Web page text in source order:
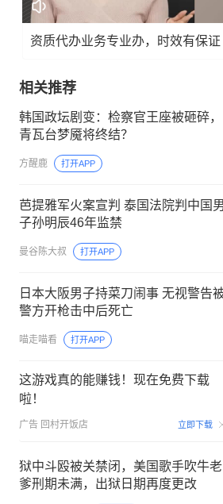
资质代办业务专业办，时效有保证
相关推荐
韩国政坛剧变：检察官王座被砸碎，
青瓦台梦魇将终结？
方醒鹿 打开APP
芭提雅军火案宣判 泰国法院判中国男
子孙明辰46年监禁
曼谷陈大叔 打开APP
日本大阪男子持菜刀闹事 无视警告
警方开枪击中后死亡
喵走喵看 打开APP
这游戏真的能赚钱！现在免费下载
啦！
广告 回村开饭店 立即下载
狱中斗殴被关禁闭，美国歌手吹牛老
爹刑期未满，出狱日期再度更改